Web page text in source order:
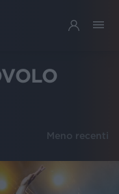
Meno recenti